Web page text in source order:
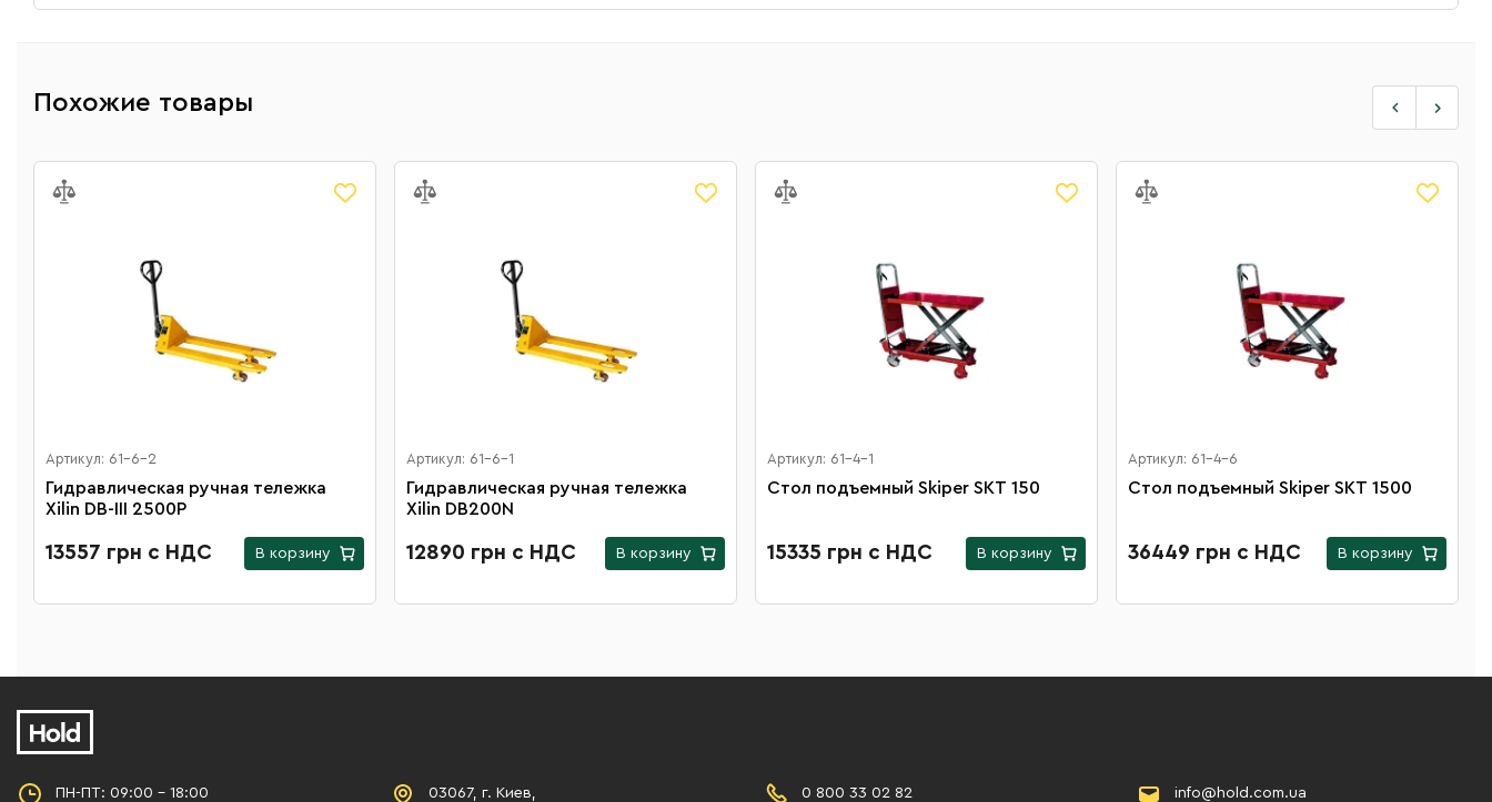
Похожие товары
Артикул: 61-6-2
Гидравлическая ручная тележка
Xilin DB-III 2500Р
13557 грн с НДС В корзину
Артикул: 61-6-1
Гидравлическая ручная тележка
Xilin DB200N
12890 грн с НДС В корзину
Артикул: 61-4-1
Стол подъемный Skiper SKT 150
15335 грн с НДС В корзину
Артикул: 61-4-6
Стол подъемный Skiper SKT 1500
36449 грн с НДС В корзину
ПН-ПТ: 09:00 - 18:00
03067, г. Киев,
0 800 33 02 82
info@hold.com.ua